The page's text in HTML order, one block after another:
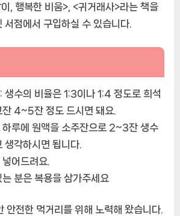
, 행복한 비움>, <귀거래사>라는 책을
서점에서 구입하실 수 있습니다.
생수의 비율은 1:3이나 1:4 정도로 희석
4~5잔 정도 드시면 돼요.
하루에 원액을 소주잔으로 2~3잔 생수
생각하시면 됩니다.
어드려요.
분은 복용을 삼가주세요
안전한 먹거리를 위해 노력해 왔습니다.